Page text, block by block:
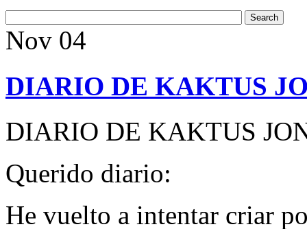
Nov 04
DIARIO DE KAKTUS
DIARIO DE KAKTUS
Querido diario:
He vuelto a intentar criar